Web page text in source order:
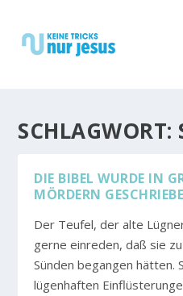
SCHLAGWORT:
DIE BIBEL WURDE IN
ÖRDERN GESCHRIEBEN
Der Teufel, der alte
gerne einreden, daß sie
Sünden begangen hätten.
lügenhaften